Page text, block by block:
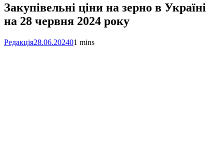
Закупівельні ціни на зерно в Україні
на 28 червня 2024 року
Редакція28.06.202401 mins